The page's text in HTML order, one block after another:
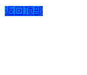
返回顶部